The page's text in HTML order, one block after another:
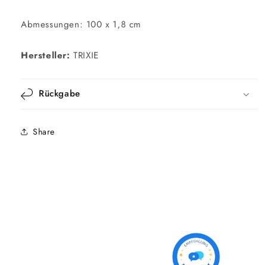
Abmessungen: 100 x 1,8 cm
Hersteller:TRIXIE
Rückgabe
Share